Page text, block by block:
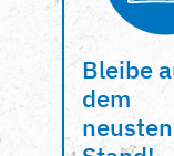
Bleibe
dem
neusten